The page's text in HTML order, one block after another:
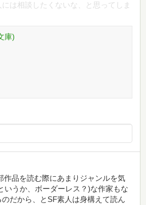
は相談したくないな、と思ってしま
庫)
品を読む際にあまりジャンルを気
うか、ボーダーレス？)な作家もな
だから、とSF素人は身構えて読ん